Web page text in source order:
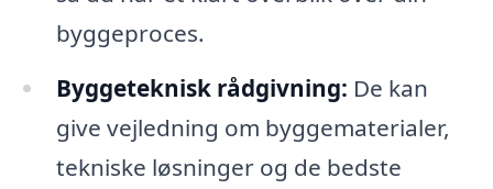
byggeproces.
Byggeteknisk rådgivning: De kan
give vejledning om byggematerialer,
tekniske løsninger og de bedste